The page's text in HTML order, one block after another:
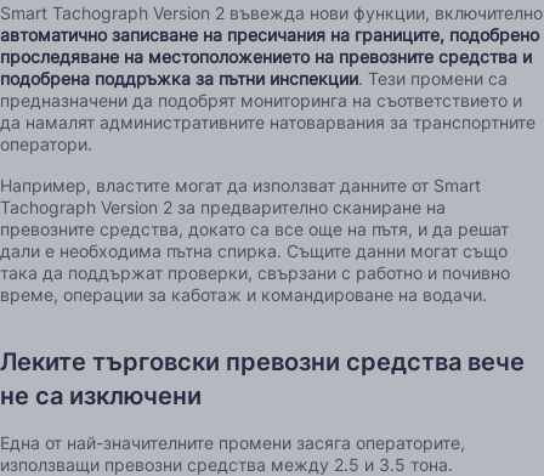
Smart Tachograph Version 2 въвежда нови функции, включително
автоматично записване на пресичания на границите, подобрено
проследяване на местоположението на превозните средства и
подобрена поддръжка за пътни инспекции. Тези промени са
предназначени да подобрят мониторинга на съответствието и
да намалят административните натоварвания за транспортните
оператори.
Например, властите могат да използват данните от Smart
Tachograph Version 2 за предварително сканиране на
превозните средства, докато са все още на пътя, и да решат
дали е необходима пътна спирка. Същите данни могат също
така да поддържат проверки, свързани с работно и почивно
време, операции за каботаж и командироване на водачи.
Леките търговски превозни средства вече
не са изключени
Една от най-значителните промени засяга операторите,
използващи превозни средства между 2.5 и 3.5 тона.